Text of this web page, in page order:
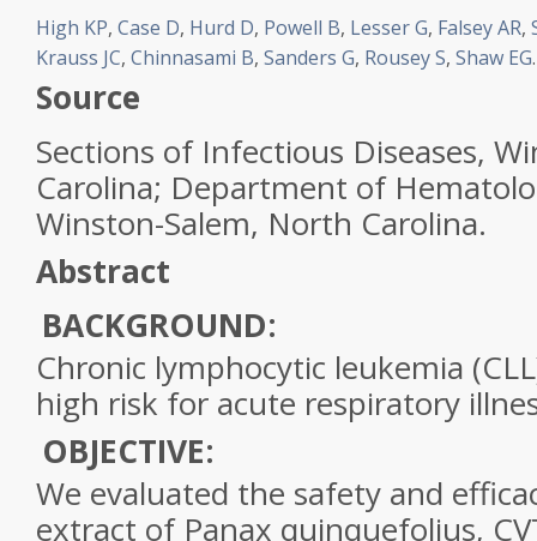
High KP, Case D, Hurd D, Powell B, Lesser G, Falsey AR,
Krauss JC, Chinnasami B, Sanders G, Rousey S, Shaw EG.
Source
Sections of Infectious Diseases,
Carolina; Department of
Winston-Salem, North Carolina.
Abstract
BACKGROUND:
Chronic lymphocytic leukemia
high risk for acute respiratory
OBJECTIVE:
We evaluated the safety and
extract of Panax quinquefolius,